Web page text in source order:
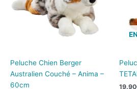
Peluche Chien Berger
Australien Couché – Anima –
60cm
19.90